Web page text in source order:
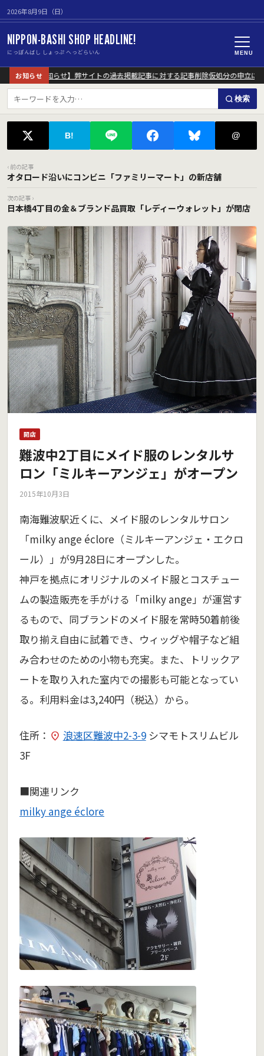
2026年8月9日（日）
NIPPON-BASHI SHOP HEADLINE!
にっぽんばし しょっぷ へっどらいん MENU
お知らせ
【重要なお知らせ】弊サイトの過去掲載記事に対する記事削除仮処分の申立につ
検索
B! @
‹ 前の記事
オタロード沿いにコンビニ「ファミリーマート」の新店舗
次の記事 ›
日本橋4丁目の金＆ブランド品買取「レディーウォレット」が閉店
開店
難波中2丁目にメイド服のレンタルサ
ロン「ミルキーアンジェ」がオープン
2015年10月3日
南海難波駅近くに、メイド服のレンタルサロン
「milky ange éclore（ミルキーアンジェ・エクロ
ール）」が9月28日にオープンした。
神戸を拠点にオリジナルのメイド服とコスチュー
ムの製造販売を手がける「milky ange」が運営す
るもので、同ブランドのメイド服を常時50着前後
取り揃え自由に試着でき、ウィッグや帽子など組
み合わせのための小物も充実。また、トリックア
ートを取り入れた室内での撮影も可能となってい
る。利用料金は3,240円（税込）から。
住所： 浪速区難波中2-3-9シマモトスリムビル
3F
■関連リンク
milky ange éclore